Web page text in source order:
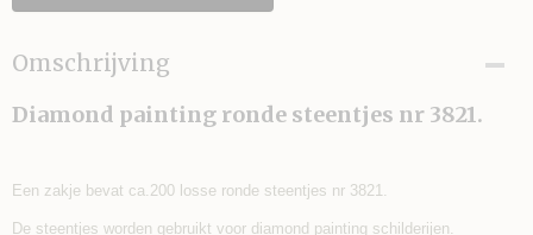
Omschrijving
Diamond painting ronde steentjes nr 3821.
Een zakje bevat ca.200 losse ronde steentjes nr 3821.
De steentjes worden gebruikt voor diamond painting schilderijen.